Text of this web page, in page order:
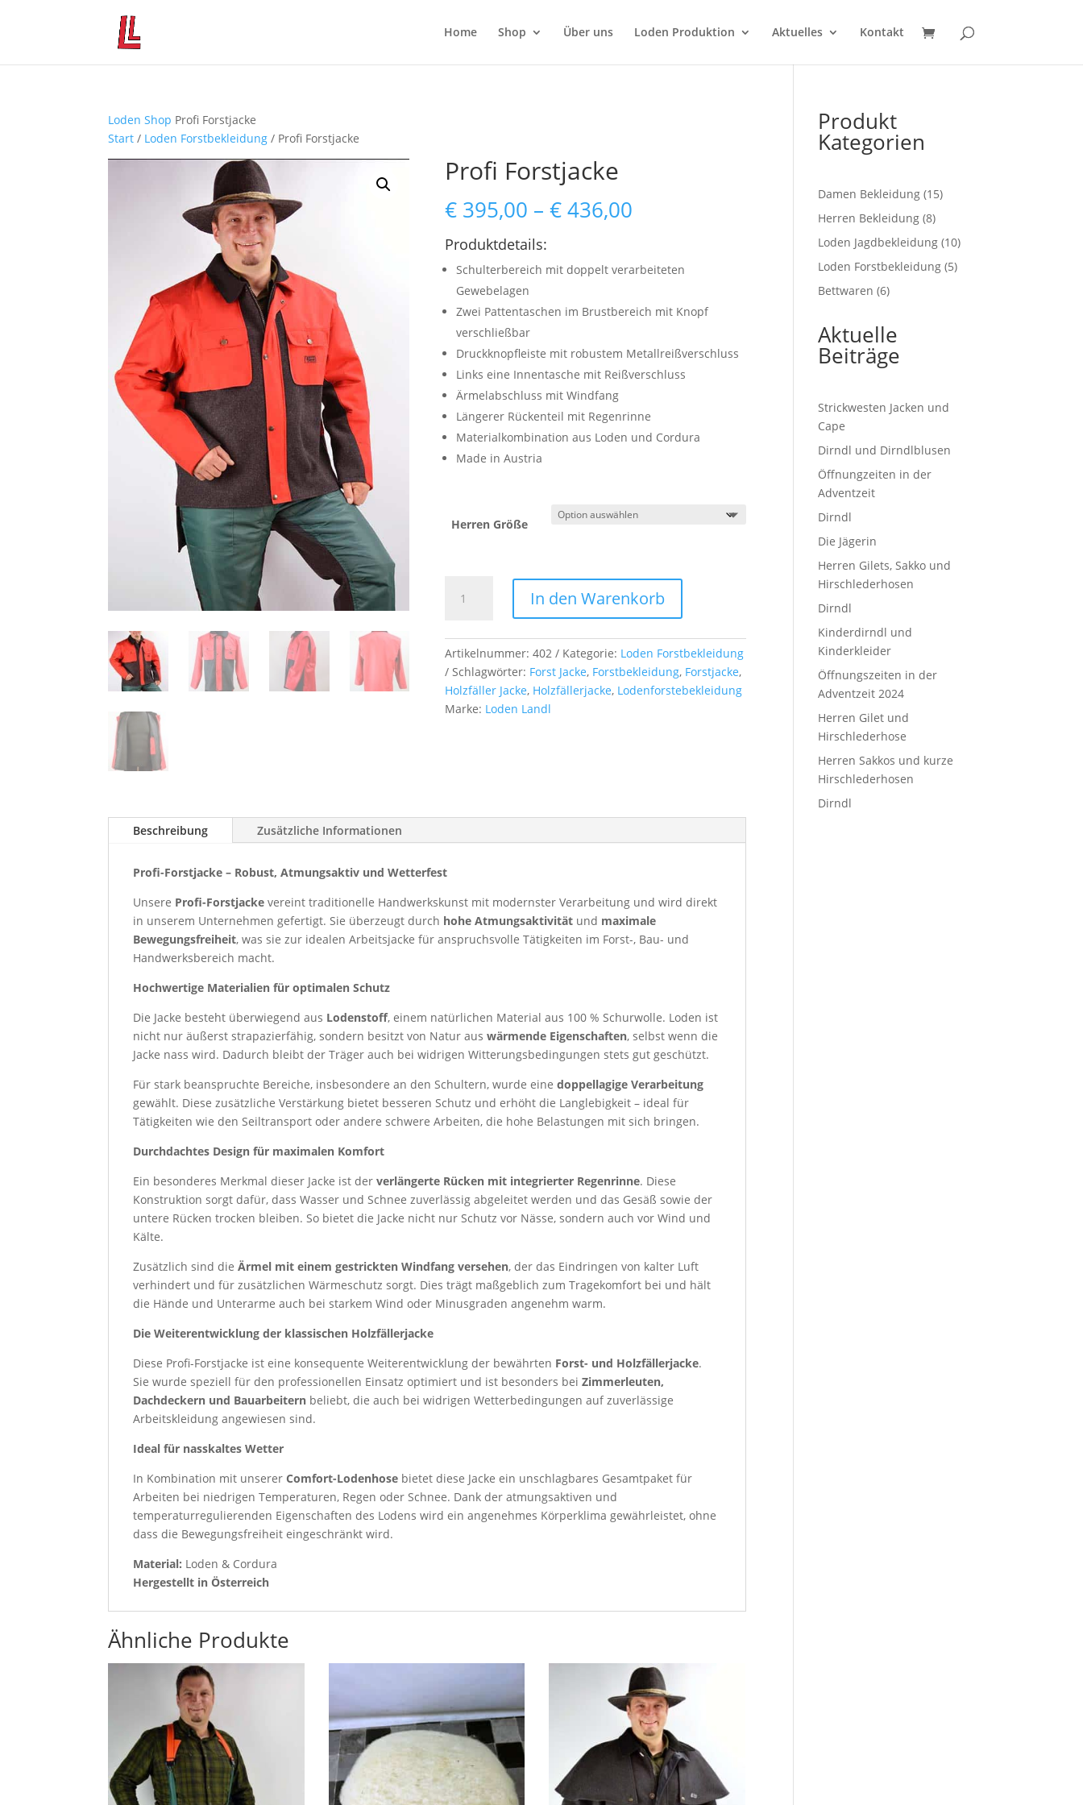
Home Shop Über uns Loden Produktion Aktuelles Kontakt
Loden Shop Profi Forstjacke
Start / Loden Forstbekleidung / Profi Forstjacke
Profi Forstjacke
€395,00 – €436,00Preisspanne:
€ 436,00
Produktdetails:
Schulterbereich mit doppelt verarbeiteten
Gewebelagen
Zwei Pattentaschen im Brustbereich mit Knopf
verschließbar
Druckknopfleiste mit robustem Metallreißverschluss
Links eine Innentasche mit Reißverschluss
Ärmelabschluss mit Windfang
Längerer Rückenteil mit Regenrinne
Materialkombination aus Loden und Cordura
Made in Austria
Herren Größe
Forstjacke
In den Warenkorb
Artikelnummer: 402 Kategorie: Loden Forstbekleidung
Schlagwörter: Forst Jacke, Forstbekleidung, Forstjacke,
Holzfäller Jacke, Holzfällerjacke, Lodenforstebekleidung
Marke: Loden Landl
Beschreibung Zusätzliche Informationen
Profi-Forstjacke – Robust, Atmungsaktiv und Wetterfest
Unsere Profi-Forstjacke vereint traditionelle Handwerkskunst mit modernster Verarbeitung und wird direkt
in unserem Unternehmen gefertigt. Sie überzeugt durch hohe Atmungsaktivität und maximale
Bewegungsfreiheit, was sie zur idealen Arbeitsjacke für anspruchsvolle Tätigkeiten im Forst-, Bau- und
Handwerksbereich macht.
Hochwertige Materialien für optimalen Schutz
Die Jacke besteht überwiegend aus Lodenstoff, einem natürlichen Material aus 100 % Schurwolle. Loden ist
nicht nur äußerst strapazierfähig, sondern besitzt von Natur auswärmende Eigenschaften, selbst wenn die
Jacke nass wird. Dadurch bleibt der Träger auch bei widrigen Witterungsbedingungen stets gut geschützt.
Für stark beanspruchte Bereiche, insbesondere an den Schultern, wurde einedoppellagige Verarbeitung
gewählt. Diese zusätzliche Verstärkung bietet besseren Schutz und erhöht die Langlebigkeit – ideal für
Tätigkeiten wie den Seiltransport oder andere schwere Arbeiten, die hohe Belastungen mit sich bringen.
Durchdachtes Design für maximalen Komfort
Ein besonderes Merkmal dieser Jacke ist derverlängerte Rücken mit integrierter Regenrinne. Diese
Konstruktion sorgt dafür, dass Wasser und Schnee zuverlässig abgeleitet werden und das Gesäß sowie der
untere Rücken trocken bleiben. So bietet die Jacke nicht nur Schutz vor Nässe, sondern auch vor Wind und
Kälte.
Zusätzlich sind dieÄrmel mit einem gestrickten Windfang versehen, der das Eindringen von kalter Luft
verhindert und für zusätzlichen Wärmeschutz sorgt. Dies trägt maßgeblich zum Tragekomfort bei und hält
die Hände und Unterarme auch bei starkem Wind oder Minusgraden angenehm warm.
Die Weiterentwicklung der klassischen Holzfällerjacke
Diese Profi-Forstjacke ist eine konsequente Weiterentwicklung der bewährten Forst- und Holzfällerjacke.
Sie wurde speziell für den professionellen Einsatz optimiert und ist besonders beiZimmerleuten,
Dachdeckern und Bauarbeitern beliebt, die auch bei widrigen Wetterbedingungen auf zuverlässige
Arbeitskleidung angewiesen sind.
Ideal für nasskaltes Wetter
In Kombination mit unsererComfort-Lodenhose bietet diese Jacke ein unschlagbares Gesamtpaket für
Arbeiten bei niedrigen Temperaturen, Regen oder Schnee. Dank der atmungsaktiven und
temperaturregulierenden Eigenschaften des Lodens wird ein angenehmes Körperklima gewährleistet, ohne
dass die Bewegungsfreiheit eingeschränkt wird.
Material: Loden & Cordura
Hergestellt in Österreich
Ähnliche Produkte
Produkt
Kategorien
Damen Bekleidung 1515
Herren Bekleidung 88
Produkte
Loden Jagdbekleidung 1010
Loden Forstbekleidung 55
Bettwaren 66
Aktuelle
Beiträge
Strickwesten Jacken und
Cape
Dirndl und Dirndlblusen
Öffnungzeiten in der
Adventzeit
Dirndl
Die Jägerin
Herren Gilets, Sakko und
Hirschlederhosen
Dirndl
Kinderdirndl und
Kinderkleider
Öffnungszeiten in der
Adventzeit 2024
Herren Gilet und
Hirschlederhose
Herren Sakkos und kurze
Hirschlederhosen
Dirndl